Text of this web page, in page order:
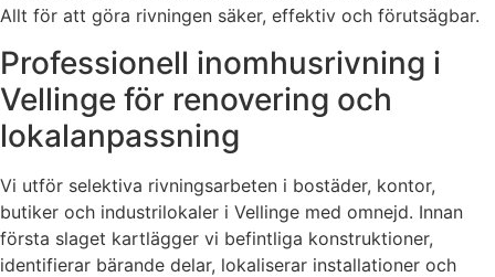
Allt för att göra rivningen säker, effektiv och förutsägbar.
Professionell inomhusrivning i
Vellinge för renovering och
lokalanpassning
Vi utför selektiva rivningsarbeten i bostäder, kontor,
butiker och industrilokaler i Vellinge med omnejd. Innan
första slaget kartlägger vi befintliga konstruktioner,
identifierar bärande delar, lokaliserar installationer och